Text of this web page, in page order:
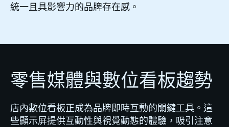
統一且具影響力的品牌存在感。
零售媒體與數位看板趨勢
店內數位看板正成為品牌即時互動的關鍵工具。這
些顯示屏提供互動性與視覺動態的體驗，吸引注意